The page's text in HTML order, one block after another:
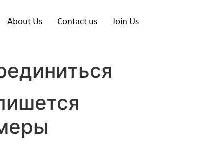
About Us Contact us Join Us